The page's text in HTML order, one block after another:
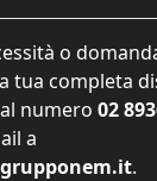
o
tua completa
numero 02
a
.